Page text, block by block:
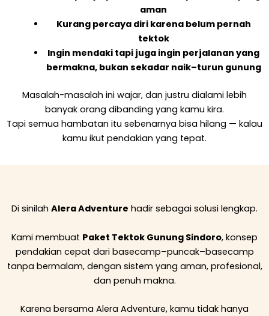
aman
Kurang percaya diri karena belum pernah
tektok
Ingin mendaki tapi juga ingin perjalanan yang
bermakna, bukan sekadar naik–turun gunung
Masalah-masalah ini wajar, dan justru dialami lebih
banyak orang dibanding yang kamu kira.
Tapi semua hambatan itu sebenarnya bisa hilang — kalau
kamu ikut pendakian yang tepat.
Di sinilah Alera Adventure hadir sebagai solusi lengkap.
Kami membuat Paket Tektok Gunung Sindoro, konsep
pendakian cepat dari basecamp–puncak–basecamp
tanpa bermalam, dengan sistem yang aman, profesional,
dan penuh makna.
Karena bersama Alera Adventure, kamu tidak hanya